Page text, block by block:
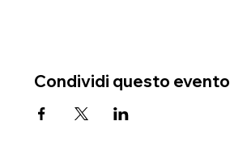
Condividi questo evento